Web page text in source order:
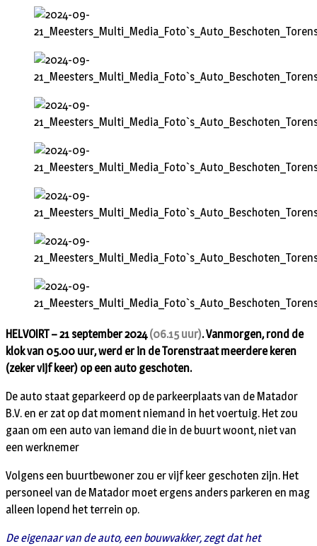
HELVOIRT – 21 september 2024(06.15 uur). Vanmorgen, rond de
klok van 05.00 uur, werd er in de Torenstraat meerdere keren
(zeker vijf keer) op een auto geschoten.
De auto staat geparkeerd op de parkeerplaats van de Matador
B.V. en er zat op dat moment niemand in het voertuig. Het zou
gaan om een auto van iemand die in de buurt woont, niet van
een werknemer
Volgens een buurtbewoner zou er vijf keer geschoten zijn. Het
personeel van de Matador moet ergens anders parkeren en mag
alleen lopend het terrein op.
De eigenaar van de auto, een bouwvakker, zegt dat het